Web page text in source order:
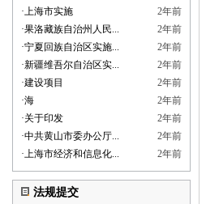
·上海市实施
2年前
·果洛藏族自治州人民...
2年前
·宁夏回族自治区实施...
2年前
·新疆维吾尔自治区实...
2年前
·建设项目
2年前
·海
2年前
·关于印发
2年前
·中共黄山市委办公厅...
2年前
·上海市经济和信息化... 2年前
法规提交